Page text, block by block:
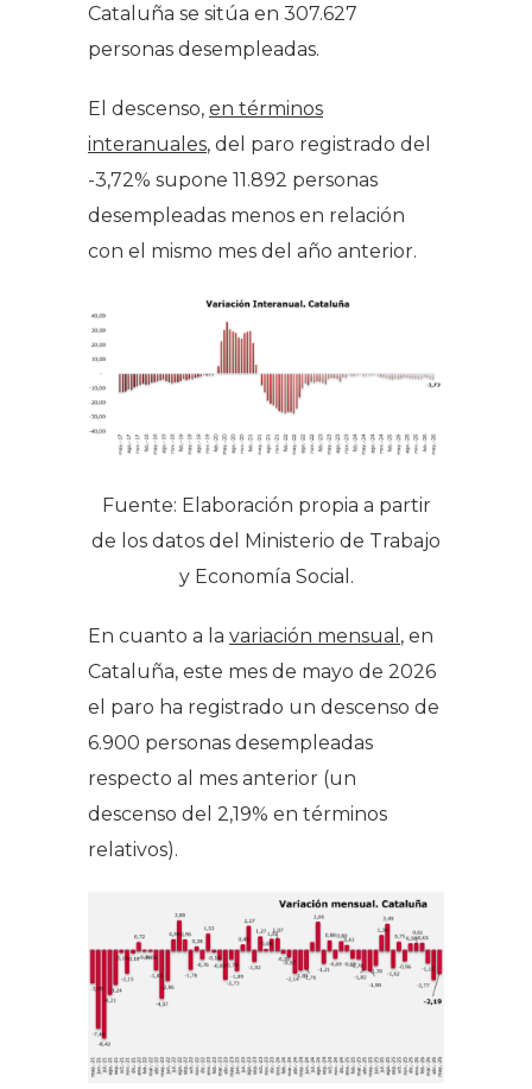
Cataluña se sitúa en 307.627
personas desempleadas.
El descenso, en términos
interanuales, del paro registrado del
-3,72% supone 11.892 personas
desempleadas menos en relación
con el mismo mes del año anterior.
Fuente: Elaboración propia a partir
de los datos del Ministerio de Trabajo
y Economía Social.
En cuanto a la variación mensual , en
Cataluña, este mes de mayo de 2026
el paro ha registrado un descenso de
6.900 personas desempleadas
respecto al mes anterior (un
descenso del 2,19% en términos
relativos).